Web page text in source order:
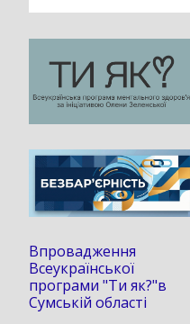
Впровадження
Всеукраїнської
програми "Ти як?"в
Сумській області